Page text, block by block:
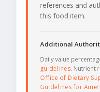
references and
this food item.
Additional
Daily value
guidelines. Nutrient
Office of Dietary
Guidelines for